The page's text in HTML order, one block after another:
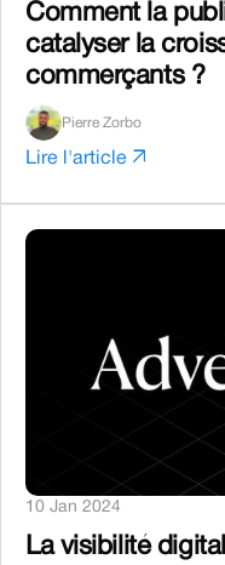
Comment la
catalyser la
commerçants ?
Pierre Zorbo
Lire l'article arrow_outward
10 Jan 2024
La visibilité